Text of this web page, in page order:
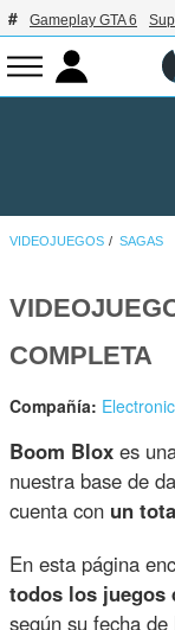
Gameplay GTA 6
VIDEOJUEGOS SAGAS
COMPLETA
Compañía:
Boom Blox es
nuestra base de
cuenta con un
En esta página
todos los juegos
según su fecha